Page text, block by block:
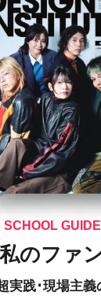
SCHOOL GUIDE
のファ
実践･現場主義